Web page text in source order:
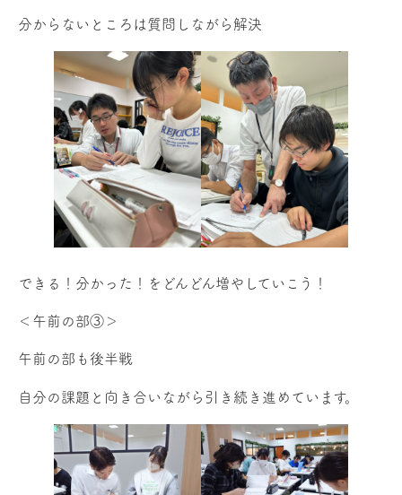
分からないところは質問しながら解決
できる！分かった！をどんどん増やしていこう！
＜午前の部③＞
午前の部も後半戦
自分の課題と向き合いながら引き続き進めています。